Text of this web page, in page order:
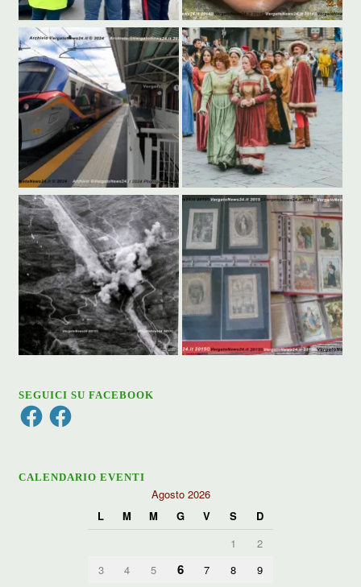
SEGUICI SU FACEBOOK
FacebookFacebook
CALENDARIO EVENTI
Agosto 2026
L
M M G V S
D
1
2
3
4 5 6 7 8
9